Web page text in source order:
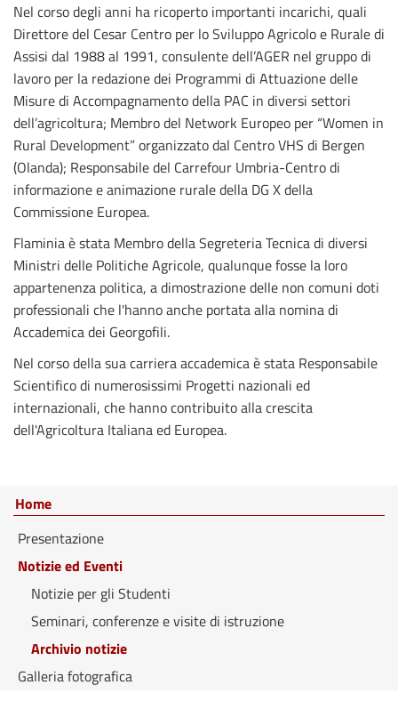
Nel corso degli anni ha ricoperto importanti incarichi, quali
Direttore del Cesar Centro per lo Sviluppo Agricolo e Rurale di
Assisi dal 1988 al 1991, consulente dell’AGER nel gruppo di
lavoro per la redazione dei Programmi di Attuazione delle
Misure di Accompagnamento della PAC in diversi settori
dell’agricoltura; Membro del Network Europeo per “Women in
Rural Development” organizzato dal Centro VHS di Bergen
(Olanda); Responsabile del Carrefour Umbria-Centro di
informazione e animazione rurale della DG X della
Commissione Europea.
Flaminia è stata Membro della Segreteria Tecnica di diversi
Ministri delle Politiche Agricole, qualunque fosse la loro
appartenenza politica, a dimostrazione delle non comuni doti
professionali che l'hanno anche portata alla nomina di
Accademica dei Georgofili.
Nel corso della sua carriera accademica è stata Responsabile
Scientifico di numerosissimi Progetti nazionali ed
internazionali, che hanno contribuito alla crescita
dell'Agricoltura Italiana ed Europea.
Home
Presentazione
Notizie ed Eventi
Notizie per gli Studenti
Seminari, conferenze e visite di istruzione
Archivio notizie
Galleria fotografica